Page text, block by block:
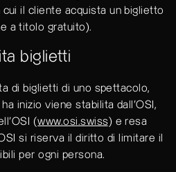
il cliente acquista un biglietto
a titolo gratuito).
biglietti
di biglietti di uno spettacolo,
inizio viene stabilita dall’OSI,
(www.osi.swiss) e resa
si riserva il diritto di limitare il
per ogni persona.